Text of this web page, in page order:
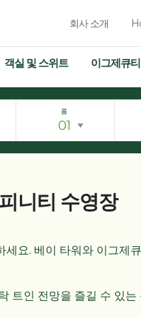
회사 소개
객실 및 스위트 이그제큐
륨
니티 수영장
요. 베이 타워와 이그제
트인 전망을 즐길 수 있는